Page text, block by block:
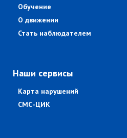
Обучение
О движении
Стать наблюдателем
Наши сервисы
Карта нарушений
СМС-ЦИК